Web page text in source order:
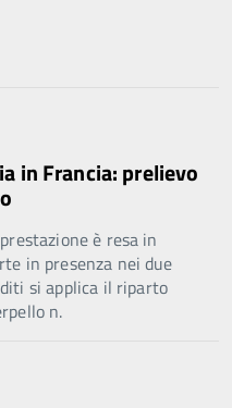
in Francia: prelievo
è resa in
in presenza nei due
si applica il riparto
n.